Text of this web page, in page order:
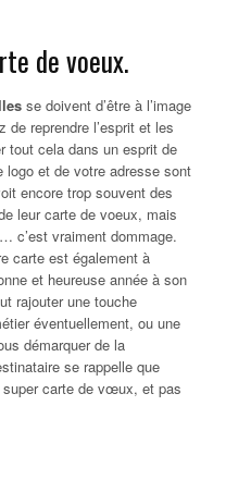
de voeux.
se doivent d’être à l’image
reprendre l’esprit et les
tout cela dans un esprit de
logo et de votre adresse sont
encore trop souvent des
leur carte de voeux, mais
c’est vraiment dommage.
carte est également à
et heureuse année à son
rajouter une touche
éventuellement, ou une
démarquer de la
se rappelle que
carte de vœux, et pas